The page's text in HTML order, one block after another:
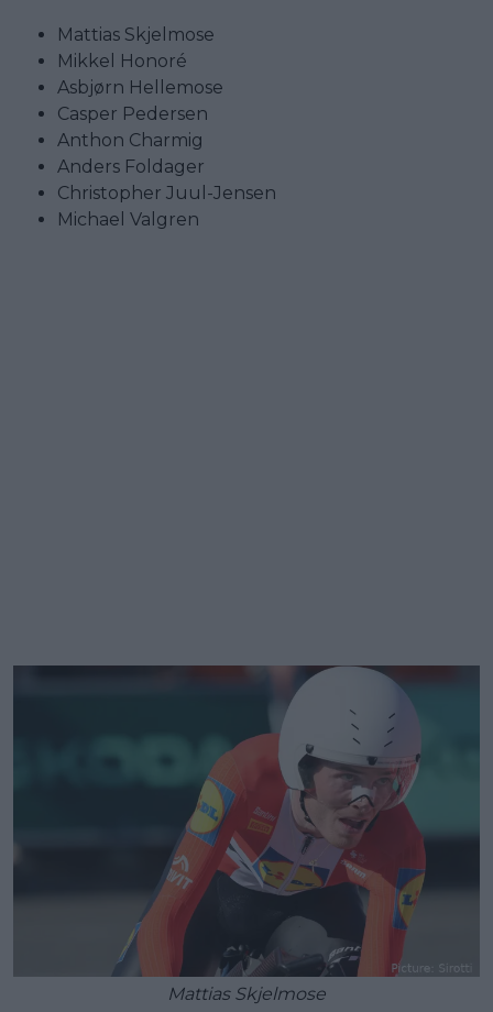
Mattias Skjelmose
Mikkel Honoré
Asbjørn Hellemose
Casper Pedersen
Anthon Charmig
Anders Foldager
Christopher Juul-Jensen
Michael Valgren
Mattias Skjelmose